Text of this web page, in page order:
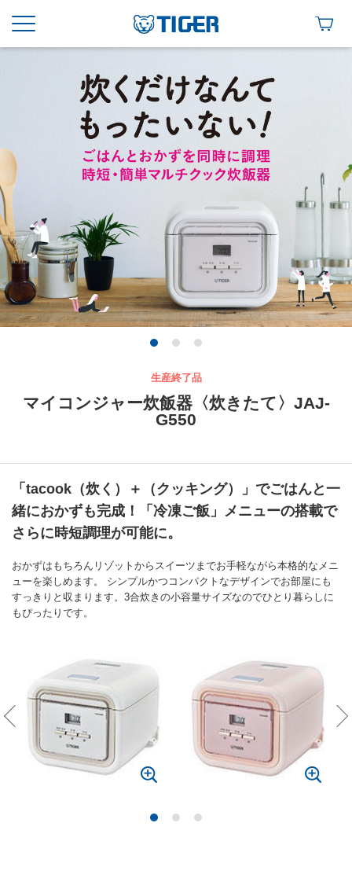
生産終了品
マイコンジャー炊飯器〈炊きたて〉JAJ-
G550
「tacook（炊く）＋（クッキング）」でごはんと一
緒におかずも完成！「冷凍ご飯」メニューの搭載で
さらに時短調理が可能に。
おかずはもちろんリゾットからスイーツまでお手軽ながら本格的なメニ
ューを楽しめます。 シンプルかつコンパクトなデザインでお部屋にも
すっきりと収まります。3合炊きの小容量サイズなのでひとり暮らしに
もぴったりです。